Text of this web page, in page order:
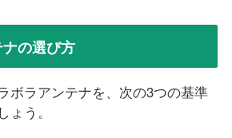
の選び方
ボラアンテナを、次の3つの基準
ょう。